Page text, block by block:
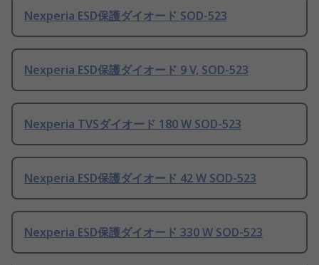
Nexperia ESD保護ダイオード SOD-523
Nexperia ESD保護ダイオード 9 V, SOD-523
Nexperia TVSダイオード 180 W SOD-523
Nexperia ESD保護ダイオード 42 W SOD-523
Nexperia ESD保護ダイオード 330 W SOD-523